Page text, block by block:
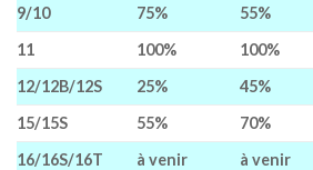
9/10
75% 55%
11
100% 100%
12/12B/12S
25% 45%
15/15S
55% 70%
16/16S/16T
à venir à venir